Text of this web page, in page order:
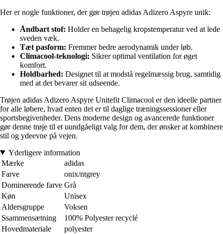
Her er nogle funktioner, der gør trøjen adidas Adizero Aspyre unik:
Åndbart stof: Holder en behagelig kropstemperatur ved at lede
sveden væk.
Tæt pasform: Fremmer bedre aerodynamik under løb.
Climacool-teknologi: Sikrer optimal ventilation for øget
komfort.
Holdbarhed: Designet til at modstå regelmæssig brug, samtidig
med at det bevarer sit udseende.
Trøjen adidas Adizero Aspyre Unitefit Climacool er den ideelle partner
for alle løbere, hvad enten det er til daglige træningssessioner eller
sportsbegivenheder. Dens moderne design og avancerede funktioner
gør denne trøje til et uundgåeligt valg for dem, der ønsker at kombinere
stil og ydeevne på vejen.
Yderligere information
Mærke
adidas
Farve
onix/ntgrey
Dominerende farve Grå
Køn
Unisex
Aldersgruppe
Voksen
Ssammensætning
100% Polyester recyclé
Hovedmateriale
polyester